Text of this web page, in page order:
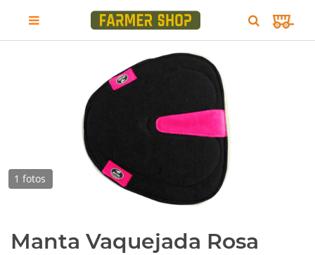
1 fotos
Manta Vaquejada Rosa